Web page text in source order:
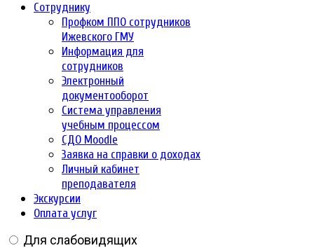
Сотруднику
Профком ППО сотрудников
Ижевского ГМУ
Информация для
сотрудников
Электронный
документооборот
Система управления
учебным процессом
СДО Moodle
Заявка на справки о доходах
Личный кабинет
преподавателя
Экскурсии
Оплата услуг
Для слабовидящих